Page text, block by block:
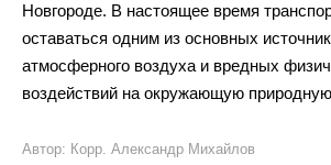
Новгороде. В настоящее время
оставаться одним из основных
атмосферного воздуха и вредных
воздействий на окружающую
Автор: Корр. Александр Михайлов